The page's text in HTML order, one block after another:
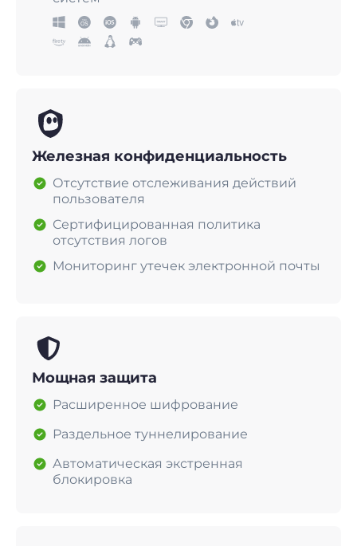
Железная конфиденциальность
Отсутствие отслеживания действий
пользователя
Сертифицированная политика
отсутствия логов
Мониторинг утечек электронной почты
Мощная защита
Расширенное шифрование
Раздельное туннелирование
Автоматическая экстренная
блокировка